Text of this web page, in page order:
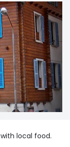
local food.